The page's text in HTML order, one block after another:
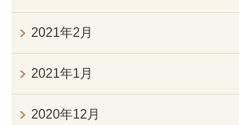
2021年2月
2021年1月
2020年12月